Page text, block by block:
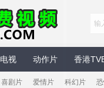
电视 动作片 香港
喜剧片 爱情片 科幻片